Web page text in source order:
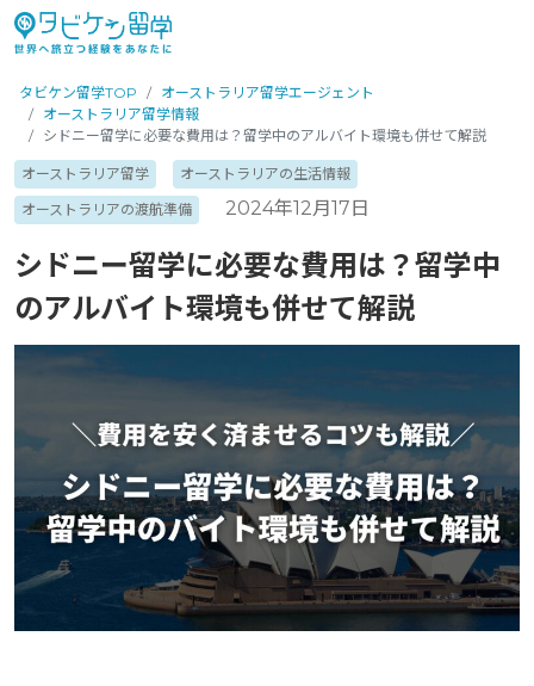
タビケン留学TOP
オーストラリア留学エージェント
オーストラリア留学情報
シドニー留学に必要な費用は？留学中のアルバイト環境も併せて解説
オーストラリア留学
オーストラリアの生活情報
オーストラリアの渡航準備
2024年12月17日
シドニー留学に必要な費用は？留学中
のアルバイト環境も併せて解説